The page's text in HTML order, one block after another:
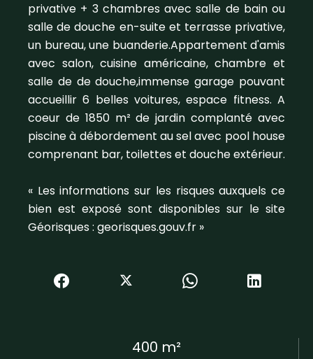
400 m²
privative + 3 chambres avec salle de bain ou
salle de douche en-suite et terrasse privative,
un bureau, une buanderie.Appartement d'amis
avec salon, cuisine américaine, chambre et
salle de de douche,immense garage pouvant
accueillir 6 belles voitures, espace fitness. A
coeur de 1850 m² de jardin complanté avec
piscine à débordement au sel avec pool house
comprenant bar, toilettes et douche extérieur.
« Les informations sur les risques auxquels ce
bien est exposé sont disponibles sur le site
Géorisques : georisques.gouv.fr »